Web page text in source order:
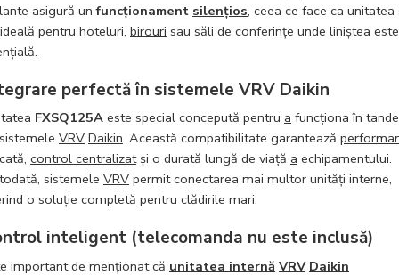
asigură unfuncționament silențios, ceea ce face ca unitatea
pentru hoteluri, birouri sau săli de conferințe unde liniștea este
perfectă în sistemele VRV Daikin
FXSQ125A este special concepută pentru a funcționa în
VRV Daikin. Această compatibilitate garantează
control centralizatși o durată lungă de viață a echipamentului.
sistemele VRV permit conectarea mai multor unități interne,
o soluție completă pentru clădirile mari.
inteligent (telecomanda nu este inclusă)
important de menționat că unitatea internă VRV Daikin